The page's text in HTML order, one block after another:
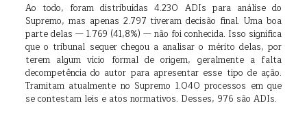
Ao todo, foram distribuídas 4.230 ADIs para análise do
Supremo, mas apenas 2.797 tiveram decisão final. Uma boa
parte delas — 1.769 (41,8%) — não foi conhecida. Isso significa
que o tribunal sequer chegou a analisar o mérito delas, por
terem algum vício formal de origem, geralmente a falta
decompetência do autor para apresentar esse tipo de ação.
Tramitam atualmente no Supremo 1.040 processos em que
se contestam leis e atos normativos. Desses, 976 são ADIs.